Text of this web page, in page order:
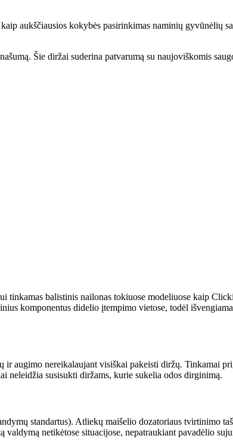
aukščiausios kokybės pasirinkimas naminių gyvūnėlių
Šie diržai suderina patvarumą su naujoviškomis
tinkamas balistinis nailonas tokiuose modeliuose kaip
komponentus didelio įtempimo vietose, todėl
augimo nereikalaujant visiškai pakeisti diržų. Tinkamai
neleidžia susisukti diržams, kurie sukelia odos dirginimą.
standartus). Atliekų maišelio dozatoriaus tvirtinimo
netikėtose situacijose, nepatraukiant pavadėlio